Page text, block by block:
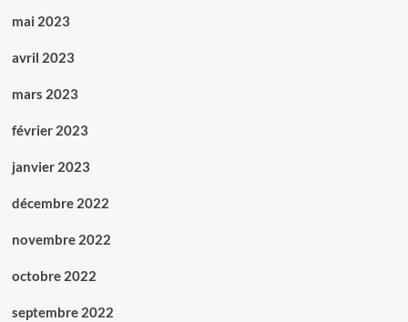
mai 2023
avril 2023
mars 2023
février 2023
janvier 2023
décembre 2022
novembre 2022
octobre 2022
septembre 2022